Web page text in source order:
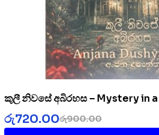
කුලී නිවසේ අබිරහස – Mystery in a
රු900.00
රු720.00